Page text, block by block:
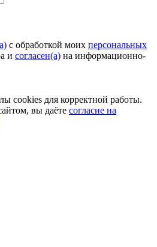
c обработкой моих персональных
и согласен(а) на информационно-
cookies для корректной работы.
вы даёте согласие на